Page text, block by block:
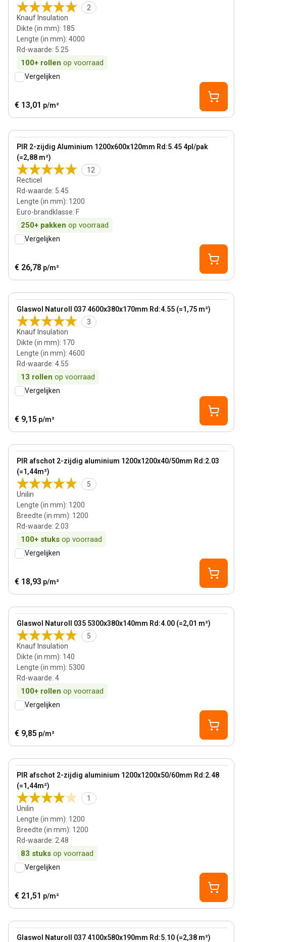
2
Knauf Insulation
Dikte (in mm): 185
Lengte (in mm): 4000
Rd-waarde: 5.25
100+ rollen op voorraad
Vergelijken
€ 13,01 p/m²
PIR 2-zijdig Aluminium 1200x600x120mm Rd:5.45 4pl/pak
(=2,88 m²)
12
Recticel
Rd-waarde: 5.45
Lengte (in mm): 1200
Euro-brandklasse: F
250+ pakken op voorraad
View product
Vergelijken
€ 26,78 p/m²
Glaswol Naturoll 037 4600x380x170mm Rd:4.55 (=1,75 m²)
3
Knauf Insulation
Dikte (in mm): 170
Lengte (in mm): 4600
Rd-waarde: 4.55
13 rollen op voorraad
View product
Vergelijken
€ 9,15 p/m²
PIR afschot 2-zijdig aluminium 1200x1200x40/50mm Rd:2.03
(=1,44m²)
5
Unilin
Lengte (in mm): 1200
Breedte (in mm): 1200
Rd-waarde: 2.03
100+ stuks op voorraad
View product
Vergelijken
€ 18,93 p/m²
Glaswol Naturoll 035 5300x380x140mm Rd:4.00 (=2,01 m²)
5
Knauf Insulation
Dikte (in mm): 140
Lengte (in mm): 5300
Rd-waarde: 4
100+ rollen op voorraad
View product
Vergelijken
€ 9,85 p/m²
PIR afschot 2-zijdig aluminium 1200x1200x50/60mm Rd:2.48
(=1,44m²)
1
Unilin
Lengte (in mm): 1200
Breedte (in mm): 1200
Rd-waarde: 2.48
83 stuks op voorraad
View product
Vergelijken
€ 21,51 p/m²
Glaswol Naturoll 037 4100x580x190mm Rd:5.10 (=2,38 m²)
View product